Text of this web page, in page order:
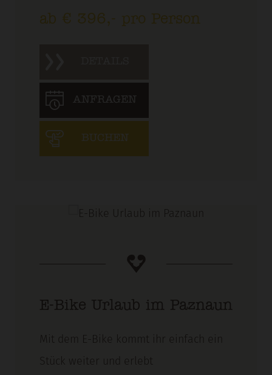
ab € 396,- pro Person
ANFRAGEN
BUCHEN
E-Bike Urlaub im Paznaun
Mit dem E-Bike kommt ihr einfach ein
Stück weiter und erlebt